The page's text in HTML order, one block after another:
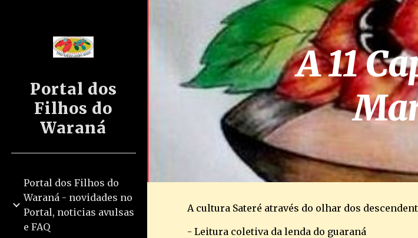
Skip to main content
Portal dos
Filhos do
Waraná
Portal dos Filhos do
Waraná - novidades no
Portal, noticias avulsas
e FAQ
A 11
A cultura Sateré através do olhar dos
- Leitura coletiva da lenda do guaraná